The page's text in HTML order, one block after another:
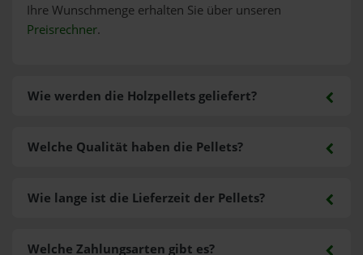
Ihre Wunschmenge erhalten Sie über unseren
Preisrechner.
Wie werden die Holzpellets geliefert?
Welche Zahlungsarten gibt es?
Welche Qualität haben die Pellets?
Wie lange ist die Lieferzeit der Pellets?